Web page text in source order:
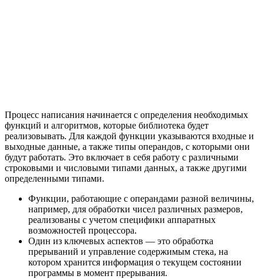
Процесс написания начинается с определения необходимых
функций и алгоритмов, которые библиотека будет
реализовывать. Для каждой функции указываются входные и
выходные данные, а также типы операндов, с которыми они
будут работать. Это включает в себя работу с различными
строковыми и числовыми типами данных, а также другими
определенными типами.
Функции, работающие с операндами разной величины,
например, для обработки чисел различных размеров,
реализованы с учетом специфики аппаратных
возможностей процессора.
Один из ключевых аспектов — это обработка
прерываний и управление содержимым стека, на
котором хранится информация о текущем состоянии
программы в момент прерывания.